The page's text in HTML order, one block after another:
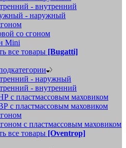
- внутренний
- наружный
со сгоном
Mini
все товары [Bugatti]
- наружный
- внутренний
с пластмассовым маховиком
с пластмассовым маховиком
с пластмассовым маховиком
все товары [Oventrop]